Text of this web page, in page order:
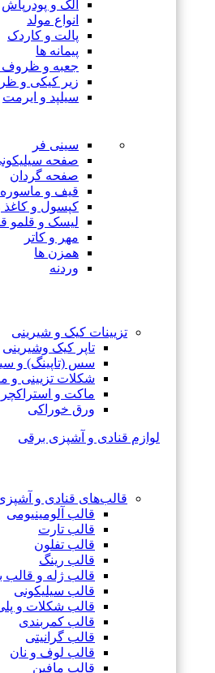
الک و پودرپاش
انواع مولد
پالت و کاردک
پیمانه ها
جعبه و
زیر کیکی و
سیلپد و ایرمت
سینی فر
صفحه
صفحه گردان
قیف و ماسوره
کپسول و کاغذ
لیسک و قلمو
مهر و کاتر
همزن ها
وردنه
تزیینات کیک و شیرینی
تاپر کیک وشیرینی
سس (تاپینگ) و
شکلات تزیینی و
ماکت و
ورق خوراکی
لوازم قنادی و آشپزی برقی
قالب‌های قنادی و
قالب آلومینیومی
قالب تارت
قالب تفلون
قالب رینگ
قالب ژله و قالب
قالب سیلیکونی
قالب شکلات و
قالب کمربندی
قالب گرانیتی
قالب لوف و نان
قالب مافین